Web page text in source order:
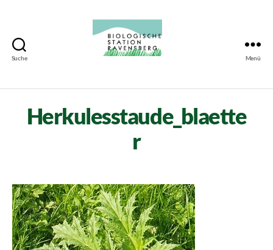
Suche
Ravensberg
Menü
Herkulesstaude_blaette
r